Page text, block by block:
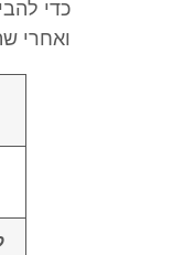
כדי
ואחרי